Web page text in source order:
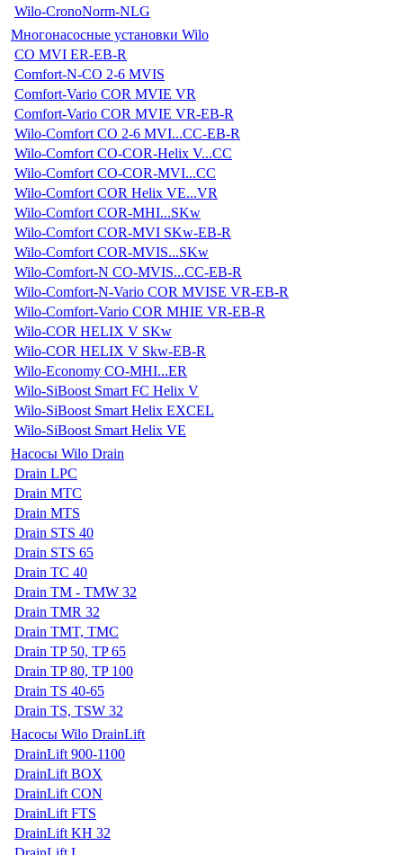
Wilo-CronoNorm-NLG
Многонасосные установки Wilo
CO MVI ER-EB-R
Comfort-N-CO 2-6 MVIS
Comfort-Vario COR MVIE VR
Comfort-Vario COR MVIE VR-EB-R
Wilo-Comfort CO 2-6 MVI...CC-EB-R
Wilo-Comfort CO-COR-Helix V...CC
Wilo-Comfort CO-COR-MVI...CC
Wilo-Comfort COR Helix VE...VR
Wilo-Comfort COR-MHI...SKw
Wilo-Comfort COR-MVI SKw-EB-R
Wilo-Comfort COR-MVIS...SKw
Wilo-Comfort-N CO-MVIS...CC-EB-R
Wilo-Comfort-N-Vario COR MVISE VR-EB-R
Wilo-Comfort-Vario COR MHIE VR-EB-R
Wilo-COR HELIX V SKw
Wilo-COR HELIX V Skw-EB-R
Wilo-Economy CO-MHI...ER
Wilo-SiBoost Smart FC Helix V
Wilo-SiBoost Smart Helix EXCEL
Wilo-SiBoost Smart Helix VE
Насосы Wilo Drain
Drain LPC
Drain MTC
Drain MTS
Drain STS 40
Drain STS 65
Drain TC 40
Drain TM - TMW 32
Drain TMR 32
Drain TMT, TMC
Drain TP 50, TP 65
Drain TP 80, TP 100
Drain TS 40-65
Drain TS, TSW 32
Насосы Wilo DrainLift
DrainLift 900-1100
DrainLift BOX
DrainLift CON
DrainLift FTS
DrainLift KH 32